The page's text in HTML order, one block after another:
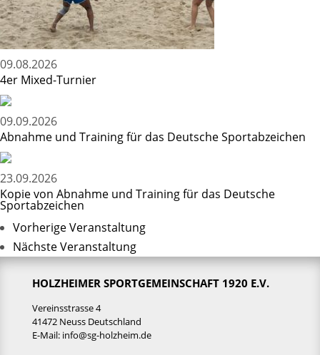
09.08.2026
4er Mixed-Turnier
09.09.2026
Abnahme und Training für das Deutsche Sportabzeichen
23.09.2026
Kopie von Abnahme und Training für das Deutsche
Sportabzeichen
Vorherige Veranstaltung
Nächste Veranstaltung
HOLZHEIMER SPORTGEMEINSCHAFT 1920 E.V.
Vereinsstrasse 4
41472 Neuss Deutschland
E-Mail: info@sg-holzheim.de